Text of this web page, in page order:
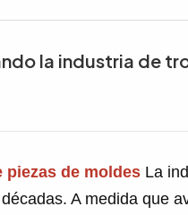
la industria de
piezas de moldes La
A medida que